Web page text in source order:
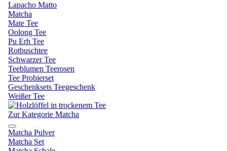
Lapacho Matto
Matcha
Mate Tee
Oolong Tee
Pu Erh Tee
Rotbuschtee
Schwarzer Tee
Teeblumen Teerosen
Tee Probierset
Geschenksets Teegeschenk
Weißer Tee
Zur Kategorie Matcha
Matcha Pulver
Matcha Set